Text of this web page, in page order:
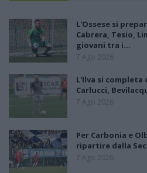
L'Ossese si
Cabrera, Tesio,
giovani tra i…
7 Ago 2026
L'Ilva si completa
Carlucci,
7 Ago 2026
Per Carbonia e
ripartire dalla
7 Ago 2026